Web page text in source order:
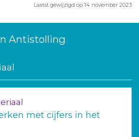
Laatst gewijzigd op 14 november 2023
Antistolling
met cijfers in het